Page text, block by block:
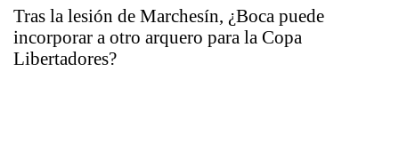
Tras la lesión de Marchesín, ¿Boca puede
incorporar a otro arquero para la Copa
Libertadores?